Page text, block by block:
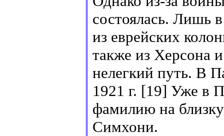
состоялась. Лишь
из еврейских
также из Херсона
нелегкий путь. В
1921 г. [19] Уже в
фамилию на
Симхони.